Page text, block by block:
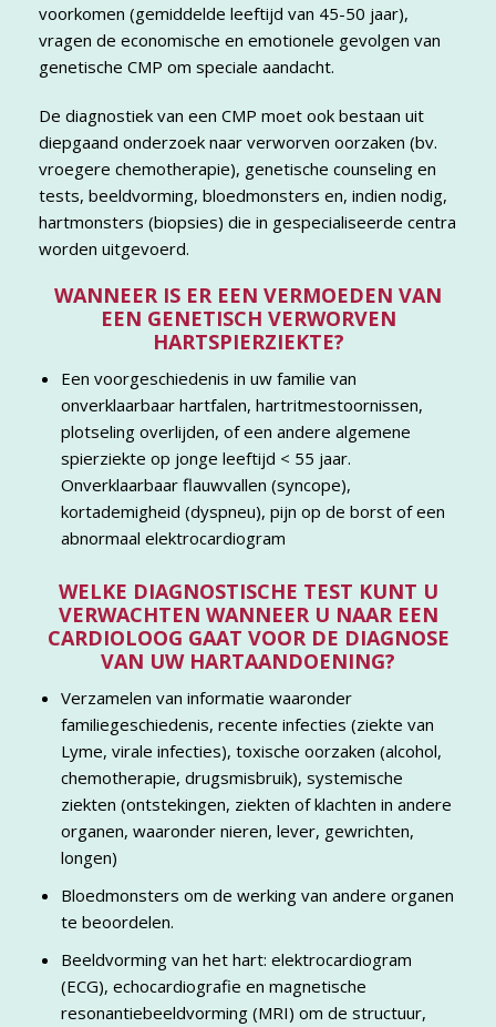
voorkomen (gemiddelde leeftijd van 45-50 jaar),
vragen de economische en emotionele gevolgen van
genetische CMP om speciale aandacht.
De diagnostiek van een CMP moet ook bestaan uit
diepgaand onderzoek naar verworven oorzaken (bv.
vroegere chemotherapie), genetische counseling en
tests, beeldvorming, bloedmonsters en, indien nodig,
hartmonsters (biopsies) die in gespecialiseerde centra
worden uitgevoerd.
WANNEER IS ER EEN VERMOEDEN VAN
EEN GENETISCH VERWORVEN
HARTSPIERZIEKTE?
Een voorgeschiedenis in uw familie van
onverklaarbaar hartfalen, hartritmestoornissen,
plotseling overlijden, of een andere algemene
spierziekte op jonge leeftijd < 55 jaar.
Onverklaarbaar flauwvallen (syncope),
kortademigheid (dyspneu), pijn op de borst of een
abnormaal elektrocardiogram
WELKE DIAGNOSTISCHE TEST KUNT U
VERWACHTEN WANNEER U NAAR EEN
CARDIOLOOG GAAT VOOR DE DIAGNOSE
VAN UW HARTAANDOENING?
Verzamelen van informatie waaronder
familiegeschiedenis, recente infecties (ziekte van
Lyme, virale infecties), toxische oorzaken (alcohol,
chemotherapie, drugsmisbruik), systemische
ziekten (ontstekingen, ziekten of klachten in andere
organen, waaronder nieren, lever, gewrichten,
longen)
Bloedmonsters om de werking van andere organen
te beoordelen.
Beeldvorming van het hart: elektrocardiogram
(ECG), echocardiografie en magnetische
resonantiebeeldvorming (MRI) om de structuur,